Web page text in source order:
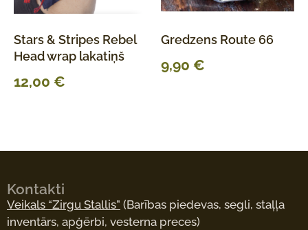
Stars & Stripes Rebel
Head wrap lakatiņš
12,00 €
Gredzens Route 66
9,90 €
Kontakti
Veikals “Zirgu Stallis” (Barības piedevas, segli, staļļa
inventārs, apģērbi, vesterna preces)